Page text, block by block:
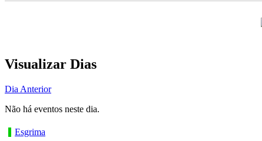
Visualizar Dias
Dia Anterior
Não há eventos neste dia.
Esgrima